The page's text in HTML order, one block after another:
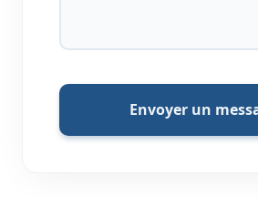
Envoyer un